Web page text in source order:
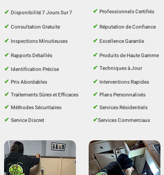
✔ Disponibilité 7 Jours Sur 7 ✔ Professionnels Certifiés
✔ Consultation Gratuite ✔ Réputation de Confiance
✔ Inspections Minutieuses ✔ Excellence Garantie
✔ Rapports Détaillés ✔ Produits de Haute Gamme
✔ Identification Précise ✔ Techniques à Jour
✔ Prix Abordables ✔ Interventions Rapides
✔ Traitements Sûres et Efficaces ✔ Plans Personnalisés
✔ Méthodes Sécuritaires ✔ Services Résidentiels
✔ Service Discret ✔Services Commerciaux